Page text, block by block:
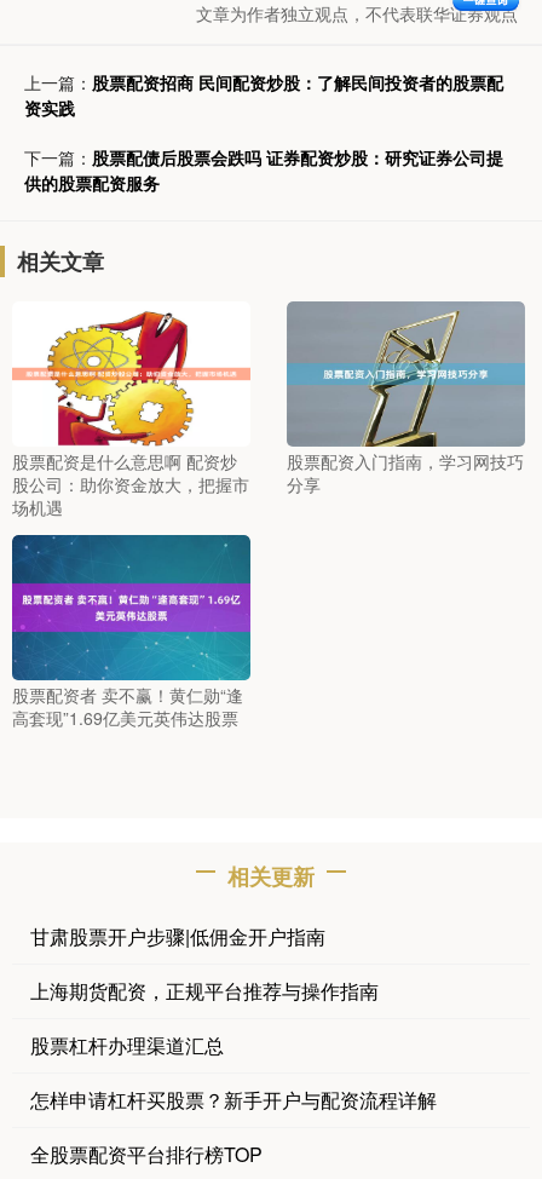
文章为作者独立观点，不代表联华证券观点
上一篇： 股票配资招商 民间配资炒股：了解民间投资者的股票配
资实践
下一篇： 股票配债后股票会跌吗 证券配资炒股：研究证券公司提
供的股票配资服务
相关文章
股票配资是什么意思啊 配资炒
股公司：助你资金放大，把握市
场机遇
股票配资入门指南，学习网技巧
分享
股票配资者 卖不赢！黄仁勋“逢
高套现”1.69亿美元英伟达股票
相关更新
甘肃股票开户步骤|低佣金开户指南
上海期货配资，正规平台推荐与操作指南
股票杠杆办理渠道汇总
怎样申请杠杆买股票？新手开户与配资流程详解
全股票配资平台排行榜TOP